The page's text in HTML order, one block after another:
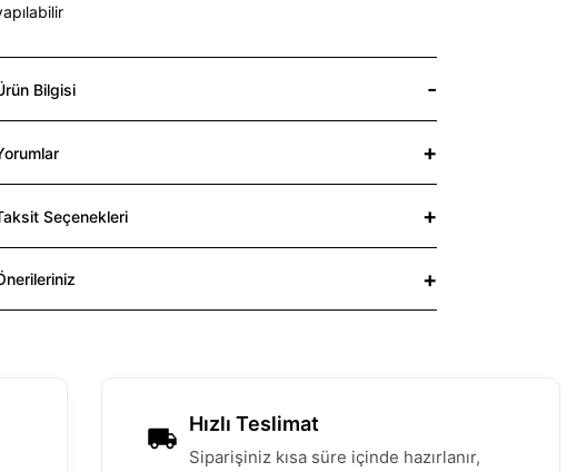
Bilgisi
Seçenekleri
Hızlı Teslimat
Siparişiniz kısa süre içinde hazırlanır,